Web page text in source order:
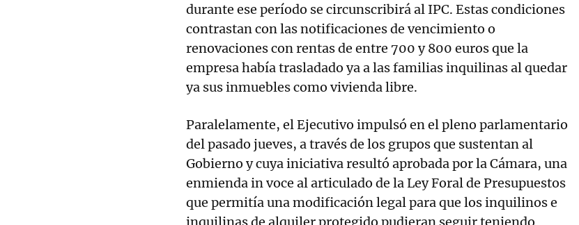
durante ese período se circunscribirá al IPC. Estas condiciones
contrastan con las notificaciones de vencimiento o
renovaciones con rentas de entre 700 y 800 euros que la
empresa había trasladado ya a las familias inquilinas al quedar
ya sus inmuebles como vivienda libre.
Paralelamente, el Ejecutivo impulsó en el pleno parlamentario
del pasado jueves, a través de los grupos que sustentan al
Gobierno y cuya iniciativa resultó aprobada por la Cámara, una
enmienda in voce al articulado de la Ley Foral de Presupuestos
que permitía una modificación legal para que los inquilinos e
inquilinas de alquiler protegido pudieran seguir teniendo